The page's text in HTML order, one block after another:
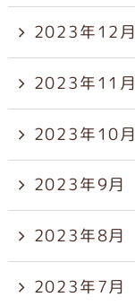
2023年12月
2023年11月
2023年10月
2023年9月
2023年8月
2023年7月